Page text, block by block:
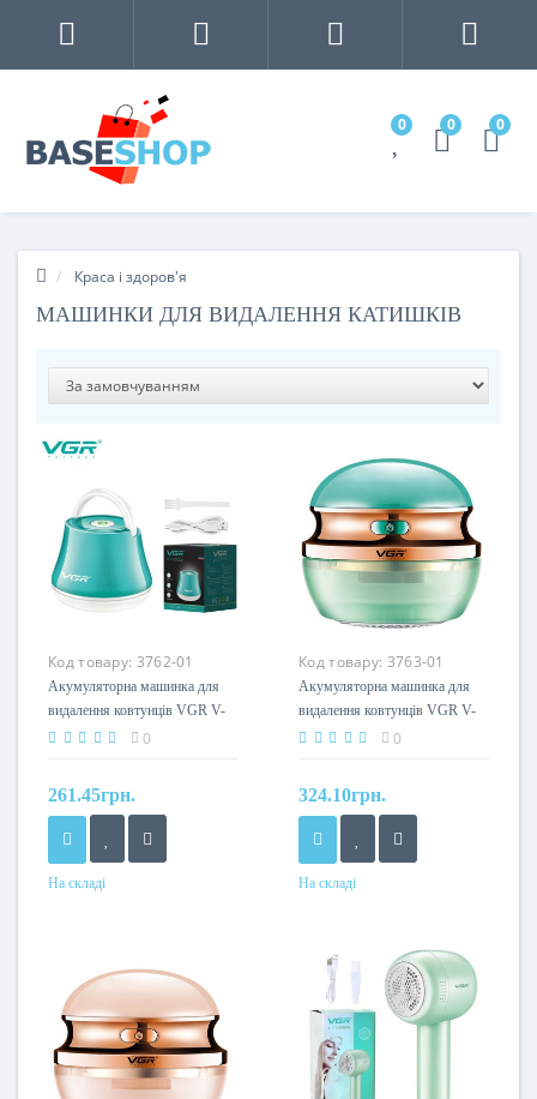
0 0 0
Краса і здоров'я
МАШИНКИ ДЛЯ ВИДАЛЕННЯ КАТИШКІВ
Код товару: 3762-01
Акумуляторна машинка для
видалення ковтунців VGR V-
810
0
261.45грн.
На складі
Код товару: 3763-01
Акумуляторна машинка для
видалення ковтунців VGR V-
817 GREEN
0
324.10грн.
На складі